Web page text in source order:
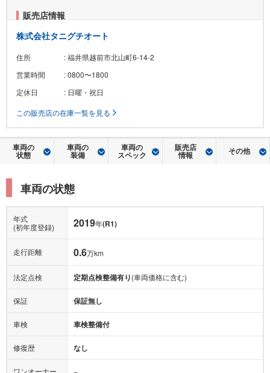
販売店情報
株式会社タニグチオート
住所
: 福井県越前市北山町6-14-2
営業時間
: 0800〜1800
定休日
: 日曜・祝日
この販売店の在庫一覧を見る
車両の
状態
車両の
装備
車両の
スペック
販売店
情報 その他
車両の状態
年式
(初年度登録)
2019年(R1)
走行距離 0.6万km
法定点検 定期点検整備有り(車両価格に含む)
保証 保証無し
車検 車検整備付
修復歴 なし